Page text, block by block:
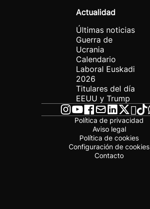
Actualidad
Últimas noticias
Guerra de
Ucrania
Calendario
Laboral Euskadi
2026
Titulares del día
EEUU y Trump
Política de privacidad
Aviso legal
Política de cookies
Configuración de cookies
Contacto